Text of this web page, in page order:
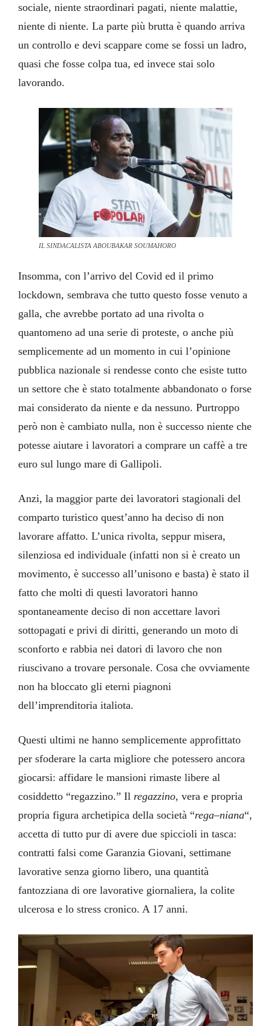
sociale, niente straordinari pagati, niente malattie,
niente di niente. La parte più brutta è quando arriva
un controllo e devi scappare come se fossi un ladro,
quasi che fosse colpa tua, ed invece stai solo
lavorando.
IL SINDACALISTA ABOUBAKAR SOUMAHORO
Insomma, con l’arrivo del Covid ed il primo
lockdown, sembrava che tutto questo fosse venuto a
galla, che avrebbe portato ad una rivolta o
quantomeno ad una serie di proteste, o anche più
semplicemente ad un momento in cui l’opinione
pubblica nazionale si rendesse conto che esiste tutto
un settore che è stato totalmente abbandonato o forse
mai considerato da niente e da nessuno. Purtroppo
però non è cambiato nulla, non è successo niente che
potesse aiutare i lavoratori a comprare un caffè a tre
euro sul lungo mare di Gallipoli.
Anzi, la maggior parte dei lavoratori stagionali del
comparto turistico quest’anno ha deciso di non
lavorare affatto. L’unica rivolta, seppur misera,
silenziosa ed individuale (infatti non si è creato un
movimento, è successo all’unisono e basta) è stato il
fatto che molti di questi lavoratori hanno
spontaneamente deciso di non accettare lavori
sottopagati e privi di diritti, generando un moto di
sconforto e rabbia nei datori di lavoro che non
riuscivano a trovare personale. Cosa che ovviamente
non ha bloccato gli eterni piagnoni
dell’imprenditoria italiota.
Questi ultimi ne hanno semplicemente approfittato
per sfoderare la carta migliore che potessero ancora
giocarsi: affidare le mansioni rimaste libere al
cosiddetto “regazzino.” Ilregazzino, vera e propria
propria figura archetipica della società “rega–niana“,
accetta di tutto pur di avere due spiccioli in tasca:
contratti falsi come Garanzia Giovani, settimane
lavorative senza giorno libero, una quantità
fantozziana di ore lavorative giornaliera, la colite
ulcerosa e lo stress cronico. A 17 anni.